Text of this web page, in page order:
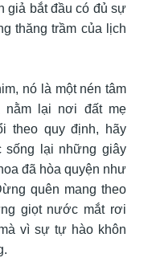
giả bắt đầu có đủ sự
thăng trầm của lịch
nó là một nén tâm
nằm lại nơi đất mẹ
theo quy định, hãy
lại những giây
đã hòa quyện như
quên mang theo
giọt nước mắt rơi
vì sự tự hào khôn